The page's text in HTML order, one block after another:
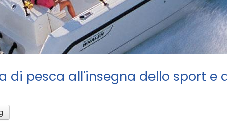
di pesca all'insegna dello sport e